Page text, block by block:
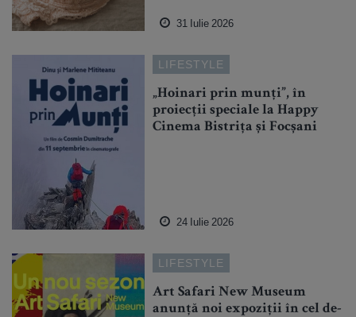
31 Iulie 2026
LIFESTYLE
„Hoinari prin munți”, în
proiecții speciale la Happy
Cinema Bistrița și Focșani
24 Iulie 2026
LIFESTYLE
Art Safari New Museum
anunță noi expoziții în cel de-